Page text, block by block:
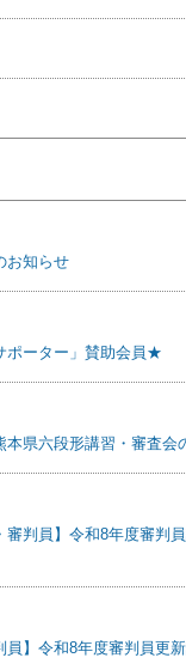
お知らせ
ポーター」賛助会員★
本県六段形講習・審査会
審判員】令和8年度審判
員】令和8年度審判員更